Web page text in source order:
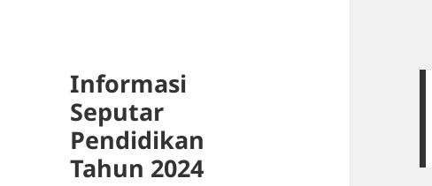
Informasi
Seputar
Pendidikan
Tahun 2024